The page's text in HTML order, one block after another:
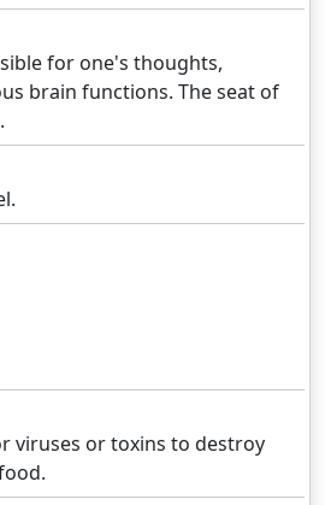
for one's thoughts,
brain functions. The seat of
viruses or toxins to destroy